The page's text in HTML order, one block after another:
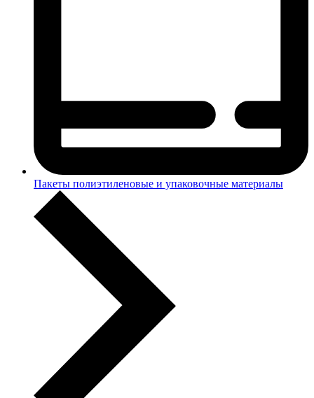
Пакеты полиэтиленовые и упаковочные материалы